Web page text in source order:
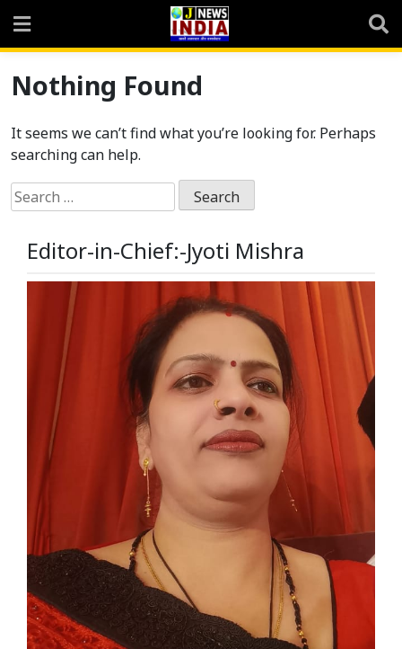
content
Nothing Found
It seems we can’t find what you’re looking for. Perhaps
searching can help.
Search
for:
Editor-in-Chief:-Jyoti Mishra